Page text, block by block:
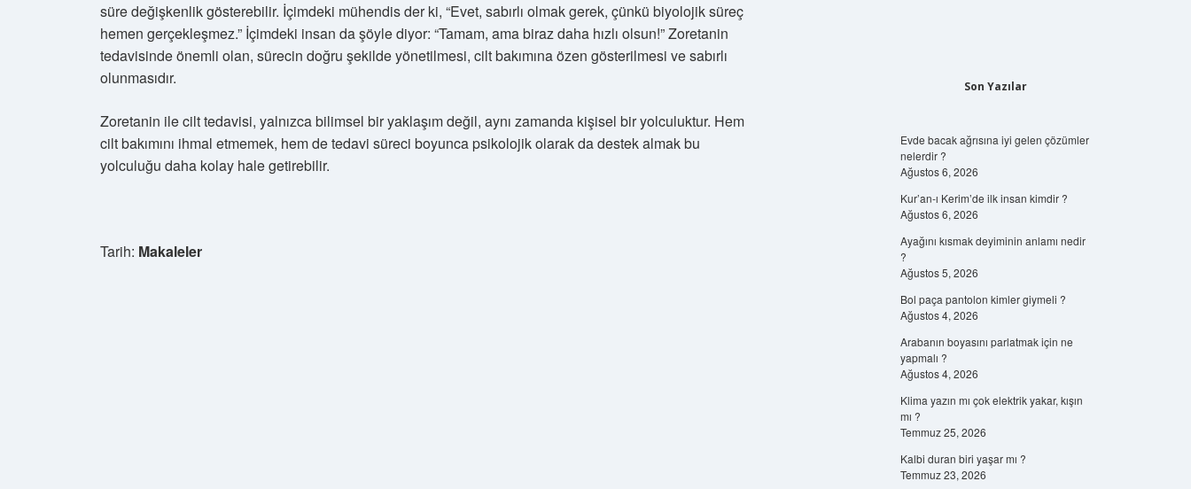
süre değişkenlik gösterebilir. İçimdeki mühendis der ki, “Evet, sabırlı olmak gerek, çünkü biyolojik süreç
hemen gerçekleşmez.” İçimdeki insan da şöyle diyor: “Tamam, ama biraz daha hızlı olsun!” Zoretanin
tedavisinde önemli olan, sürecin doğru şekilde yönetilmesi, cilt bakımına özen gösterilmesi ve sabırlı
olunmasıdır.
Zoretanin ile cilt tedavisi, yalnızca bilimsel bir yaklaşım değil, aynı zamanda kişisel bir yolculuktur. Hem
cilt bakımını ihmal etmemek, hem de tedavi süreci boyunca psikolojik olarak da destek almak bu
yolculuğu daha kolay hale getirebilir.
Tarih: Makaleler
Son Yazılar
Evde bacak ağrısına iyi gelen çözümler
nelerdir ?
Ağustos 6, 2026
Kur’an-ı Kerim’de ilk insan kimdir ?
Ağustos 6, 2026
Ayağını kısmak deyiminin anlamı nedir
?
Ağustos 5, 2026
Bol paça pantolon kimler giymeli ?
Ağustos 4, 2026
Arabanın boyasını parlatmak için ne
yapmalı ?
Ağustos 4, 2026
Klima yazın mı çok elektrik yakar, kışın
mı ?
Temmuz 25, 2026
Kalbi duran biri yaşar mı ?
Temmuz 23, 2026